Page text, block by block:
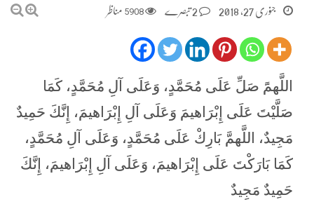
جنوری 27, 2018 5908 مناظر
اللَّھمًَ صَلِّ عَلَى مُحَمَّدٍ، وَعَلَى آلِ مُحَمَّدٍ، كَمَا
صَلَّيْتَ عَلَى إِبْرَاھيمَ وَعَلَى آلِ إِبْرَاھيمَ، إِنَّكَ حَمِيدٌ
مَجِيدٌ، اللَّھمَّ بَارِكْ عَلَى مُحَمَّدٍ، وَعَلَى آلِ مُحَمَّدٍ،
كَمَا بَارَكْتَ عَلَى إِبْرَاھيمَ، وَعَلَى آلِ إِبْرَاھيمَ، إِنَّكَ
حَمِيدٌ مَجِيدٌ